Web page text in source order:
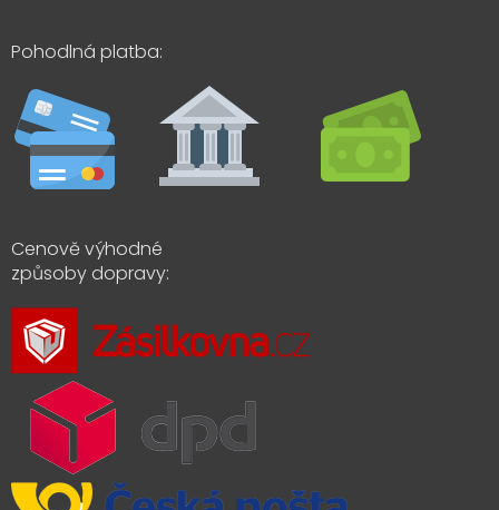
Pohodlná platba:
Cenově výhodné
způsoby dopravy: